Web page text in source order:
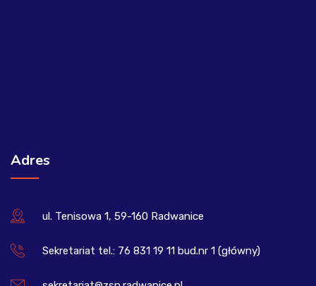
Adres
ul. Tenisowa 1, 59-160 Radwanice
Sekretariat tel.: 76 831 19 11 bud.nr 1 (główny)